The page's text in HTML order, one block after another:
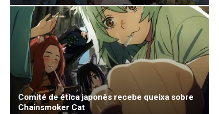
Comité de ética japonês recebe queixa sobre
Chainsmoker Cat